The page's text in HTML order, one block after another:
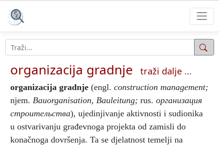
organizacija gradnje traži dalje ...
organizacija gradnje (engl. construction management;
njem. Bauorganisation, Bauleitung; rus. организация
строительства), ujedinjivanje aktivnosti i sudionika
u ostvarivanju građevnoga projekta od zamisli do
konačnoga dovršenja. Ta se djelatnost temelji na